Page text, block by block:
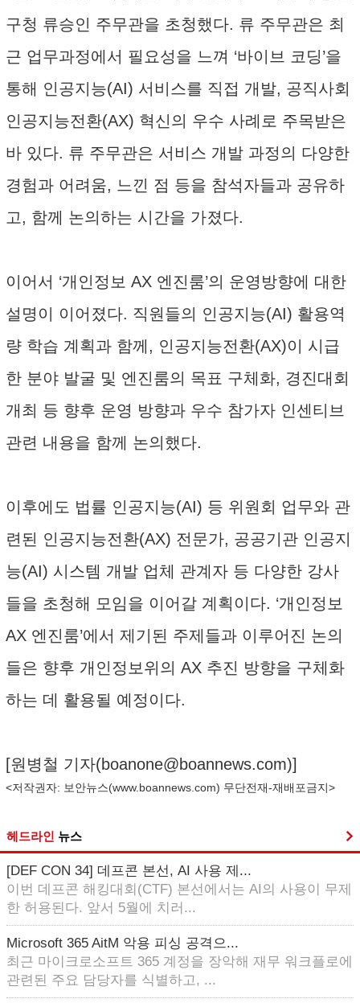
구청 류승인 주무관을 초청했다. 류 주무관은 최
근 업무과정에서 필요성을 느껴 ‘바이브 코딩’을
통해 인공지능(AI) 서비스를 직접 개발, 공직사회
인공지능전환(AX) 혁신의 우수 사례로 주목받은
바 있다. 류 주무관은 서비스 개발 과정의 다양한
경험과 어려움, 느낀 점 등을 참석자들과 공유하
고, 함께 논의하는 시간을 가졌다.
이어서 ‘개인정보 AX 엔진룸’의 운영방향에 대한
설명이 이어졌다. 직원들의 인공지능(AI) 활용역
량 학습 계획과 함께, 인공지능전환(AX)이 시급
한 분야 발굴 및 엔진룸의 목표 구체화, 경진대회
개최 등 향후 운영 방향과 우수 참가자 인센티브
관련 내용을 함께 논의했다.
이후에도 법률 인공지능(AI) 등 위원회 업무와 관
련된 인공지능전환(AX) 전문가, 공공기관 인공지
능(AI) 시스템 개발 업체 관계자 등 다양한 강사
들을 초청해 모임을 이어갈 계획이다. ‘개인정보
AX 엔진룸’에서 제기된 주제들과 이루어진 논의
들은 향후 개인정보위의 AX 추진 방향을 구체화
하는 데 활용될 예정이다.
[원병철 기자(boanone@boannews.com)]
<저작권자: 보안뉴스(www.boannews.com) 무단전재-재배포금지>
헤드라인 뉴스
[DEF CON 34] 데프콘 본선, AI 사용 제...
이번 데프콘 해킹대회(CTF) 본선에서는 AI의 사용이 무제
한 허용된다. 앞서 5월에 치러...
Microsoft 365 AitM 악용 피싱 공격으...
최근 마이크로소프트 365 계정을 장악해 재무 워크플로에
관련된 주요 담당자를 식별하고, ...